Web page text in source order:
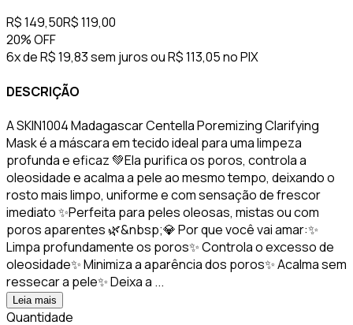
R$ 149,50R$ 119,00
20%OFF
6x de R$ 19,83 sem jurosouR$ 113,05no PIX
DESCRIÇÃO
A SKIN1004 Madagascar Centella Poremizing Clarifying
Mask é a máscara em tecido ideal para uma limpeza
profunda e eficaz 💚Ela purifica os poros, controla a
oleosidade e acalma a pele ao mesmo tempo, deixando o
rosto mais limpo, uniforme e com sensação de frescor
imediato ✨Perfeita para peles oleosas, mistas ou com
poros aparentes 🌿&nbsp;💎 Por que você vai amar:✨
Limpa profundamente os poros✨ Controla o excesso de
oleosidade✨ Minimiza a aparência dos poros✨ Acalma sem
ressecar a pele✨ Deixa a ...
Leia mais
Quantidade